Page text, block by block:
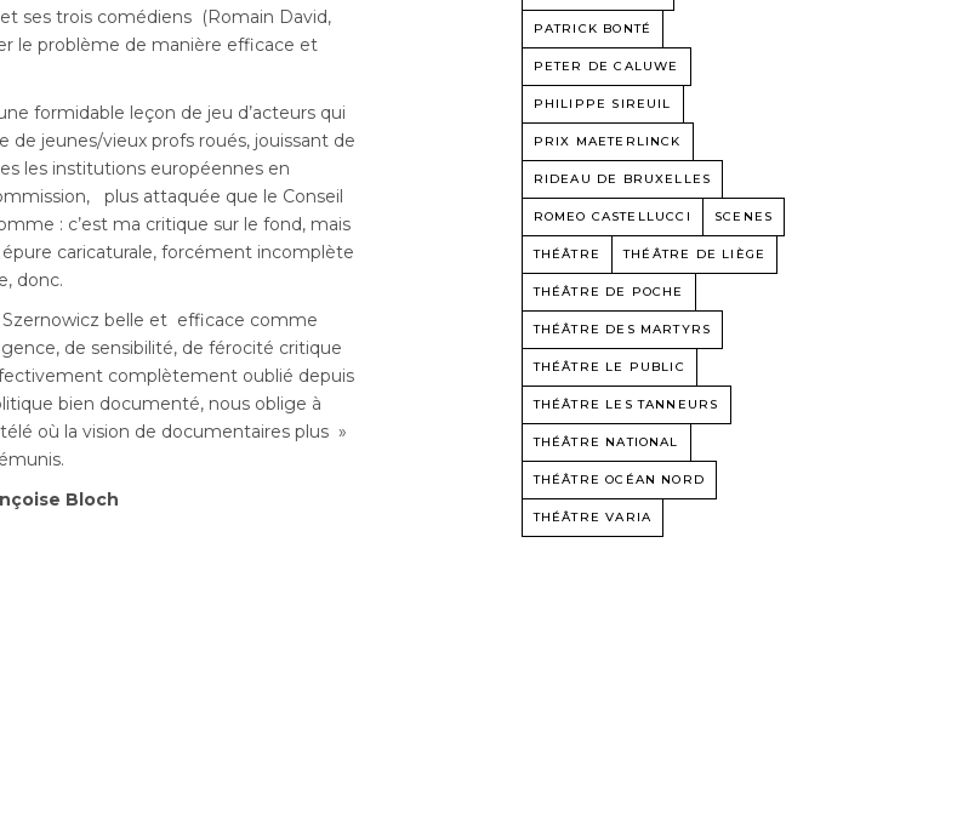
ses trois comédiens (Romain David,
le problème de manière efficace et
formidable leçon de jeu d’acteurs qui
jeunes/vieux profs roués, jouissant de
les institutions européennes en
plus attaquée que le Conseil
: c’est ma critique sur le fond, mais
caricaturale, forcément incomplète
donc.
Szernowicz belle et efficace comme
de sensibilité, de férocité critique
complètement oublié depuis
bien documenté, nous oblige à
où la vision de documentaires plus »
Bloch
PATRICK BONTÉ
PETER DE CALUWE
PHILIPPE SIREUIL
PRIX MAETERLINCK
RIDEAU DE BRUXELLES
ROMEO CASTELLUCCI SCENES
THÉÂTRE THÉÂTRE DE LIÈGE
THÉÂTRE DE POCHE
THÉÂTRE DES MARTYRS
THÉÂTRE LE PUBLIC
THÉÂTRE LES TANNEURS
THÉÂTRE NATIONAL
THÉÂTRE OCÉAN NORD
THÉÂTRE VARIA